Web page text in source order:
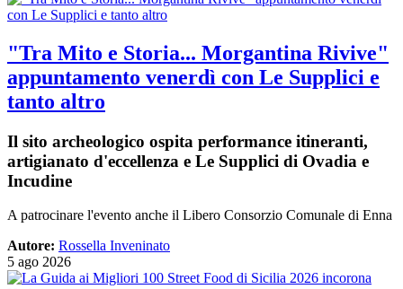
"Tra Mito e Storia... Morgantina Rivive"
appuntamento venerdì con Le Supplici e
tanto altro
Il sito archeologico ospita performance itineranti,
artigianato d'eccellenza e Le Supplici di Ovadia e
Incudine
A patrocinare l'evento anche il Libero Consorzio Comunale di Enna
Autore: Rossella Inveninato
5 ago 2026